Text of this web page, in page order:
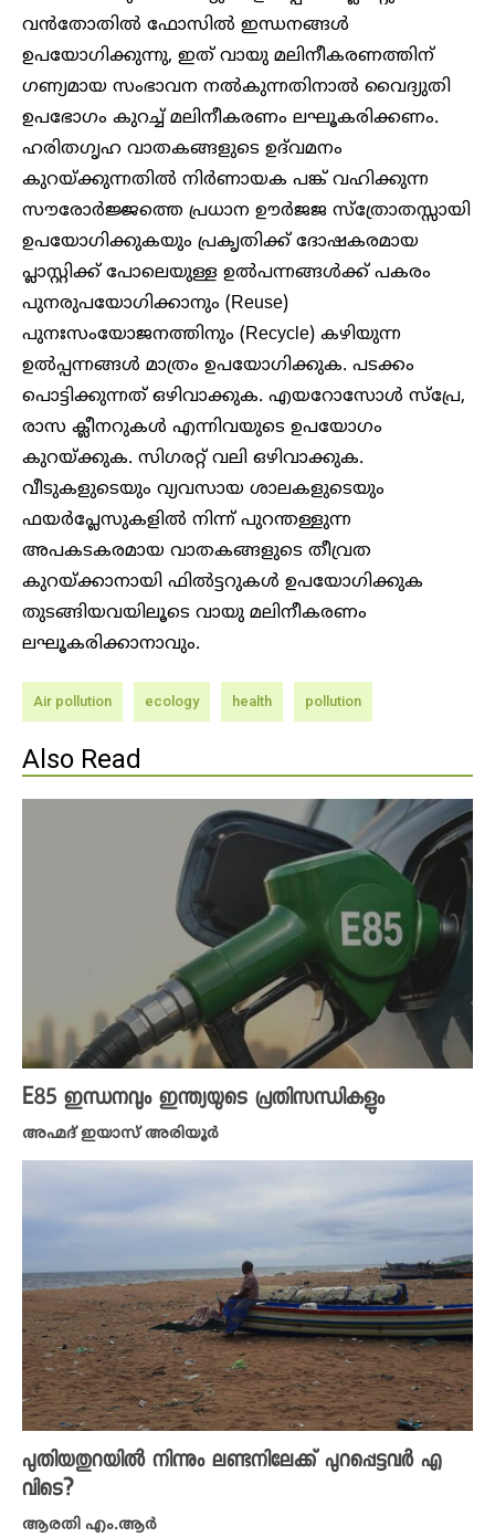
വൻതോതിൽ ഫോസിൽ ഇന്ധനങ്ങൾ
ഉപയോഗിക്കുന്നു, ഇത് വായു മലിനീകരണത്തിന്
ഗണ്യമായ സംഭാവന നൽകുന്നതിനാൽ വൈദ്യുതി
ഉപഭോഗം കുറച്ച് മലിനീകരണം ലഘൂകരിക്കണം.
ഹരിതഗൃഹ വാതകങ്ങളുടെ ഉദ്‌വമനം
കുറയ്ക്കുന്നതിൽ നിർണായക പങ്ക് വഹിക്കുന്ന
സൗരോർജ്ജത്തെ പ്രധാന ഊർജജ സ്ത്രോതസ്സായി
ഉപയോഗിക്കുകയും പ്രകൃതിക്ക് ദോഷകരമായ
പ്ലാസ്റ്റിക്ക് പോലെയുള്ള ഉൽപന്നങ്ങൾക്ക് പകരം
പുനരുപയോഗിക്കാനും (Reuse)
പുനഃസംയോജനത്തിനും (Recycle) കഴിയുന്ന
ഉൽപ്പന്നങ്ങൾ മാത്രം ഉപയോഗിക്കുക. പടക്കം
പൊട്ടിക്കുന്നത് ഒഴിവാക്കുക. എയറോസോൾ സ്പ്രേ,
രാസ ക്ലീനറുകൾ എന്നിവയുടെ ഉപയോഗം
കുറയ്ക്കുക. സിഗരറ്റ് വലി ഒഴിവാക്കുക.
വീടുകളുടെയും വ്യവസായ ശാലകളുടെയും
ഫയർപ്ലേസുകളിൽ നിന്ന് പുറന്തള്ളുന്ന
അപകടകരമായ വാതകങ്ങളുടെ തീവ്രത
കുറയ്ക്കാനായി ഫിൽട്ടറുകൾ ഉപയോഗിക്കുക
തുടങ്ങിയവയിലൂടെ വായു മലിനീകരണം
ലഘൂകരിക്കാനാവും.
Air pollution ecology health pollution
Also Read
E85 ഇന്ധനവും ഇന്ത്യയുടെ പ്രതിസന്ധികളും
അഹ്മദ് ഇയാസ് അരിയൂർ
പുതിയതുറയിൽ നിന്നും ലണ്ടനിലേക്ക് പുറപ്പെട്ടവർ എ
വിടെ?
ആരതി എം.ആർ